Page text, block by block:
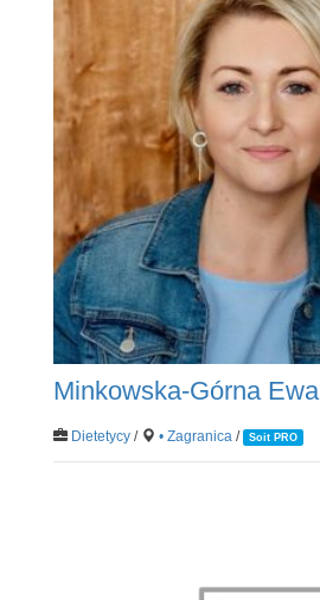
Minkowska-Górna Ewa
Dietetycy/ • Zagranica / Soit PRO